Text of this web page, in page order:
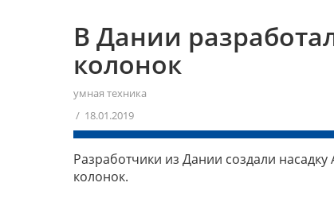
В Дании
колонок
умная техника
/ 18.01.2019
Разработчики из Дании создали
колонок.